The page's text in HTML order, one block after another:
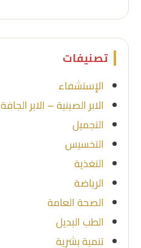
تصنيفات
الإستشفاء
الابر الصينية – الابر الجافة
التجميل
التخسيس
التغذية
الرياضة
الصحة العامة
الطب البديل
تنمية بشرية